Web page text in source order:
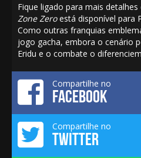
Fique ligado para mais detalhes
Zone Zeroestá disponível para
Como outras franquias
jogo gacha, embora o cenário
Eridu e o combate o
Compartilhe no
FACEBOOK
Compartilhe no
TWITTER